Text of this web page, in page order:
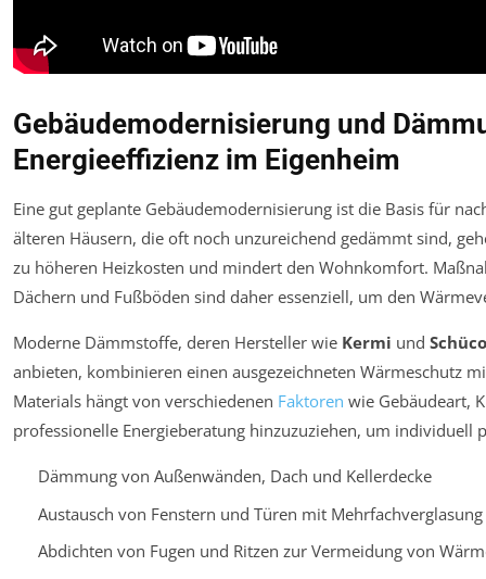
Gebäudemodernisierung und
Energieeffizienz im Eigenheim
Eine gut geplante Gebäudemodernisierung ist die Basis für
älteren Häusern, die oft noch unzureichend gedämmt sind,
zu höheren Heizkosten und mindert den Wohnkomfort.
Dächern und Fußböden sind daher essenziell, um den
Moderne Dämmstoffe, deren Hersteller wie Kermi und Schüco
anbieten, kombinieren einen ausgezeichneten Wärmeschutz
Materials hängt von verschiedenen Faktoren wie Gebäudeart,
professionelle Energieberatung hinzuzuziehen, um individuell
Dämmung von Außenwänden, Dach und Kellerdecke
Austausch von Fenstern und Türen mit Mehrfachverglasung
Abdichten von Fugen und Ritzen zur Vermeidung von